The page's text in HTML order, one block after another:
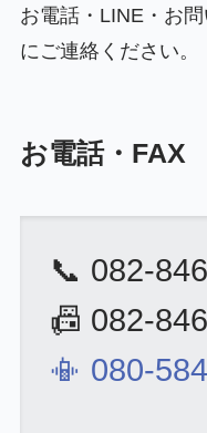
お電話・LINE・お
にご連絡ください。
お電話・FAX
📞 082-
📠 082-
📳 080-